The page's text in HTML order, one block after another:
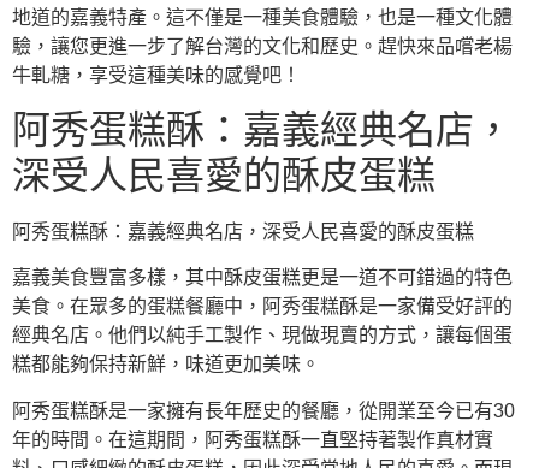
地道的嘉義特產。這不僅是一種美食體驗，也是一種文化體
驗，讓您更進一步了解台灣的文化和歷史。趕快來品嚐老楊
牛軋糖，享受這種美味的感覺吧！
阿秀蛋糕酥：嘉義經典名店，
深受人民喜愛的酥皮蛋糕
阿秀蛋糕酥：嘉義經典名店，深受人民喜愛的酥皮蛋糕
嘉義美食豐富多樣，其中酥皮蛋糕更是一道不可錯過的特色
美食。在眾多的蛋糕餐廳中，阿秀蛋糕酥是一家備受好評的
經典名店。他們以純手工製作、現做現賣的方式，讓每個蛋
糕都能夠保持新鮮，味道更加美味。
阿秀蛋糕酥是一家擁有長年歷史的餐廳，從開業至今已有30
年的時間。在這期間，阿秀蛋糕酥一直堅持著製作真材實